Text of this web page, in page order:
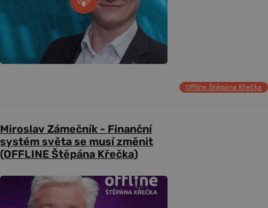
Offline Štěpána Křečka
Miroslav Zámečník - Finanční
systém světa se musí změnit
(OFFLINE Štěpána Křečka)